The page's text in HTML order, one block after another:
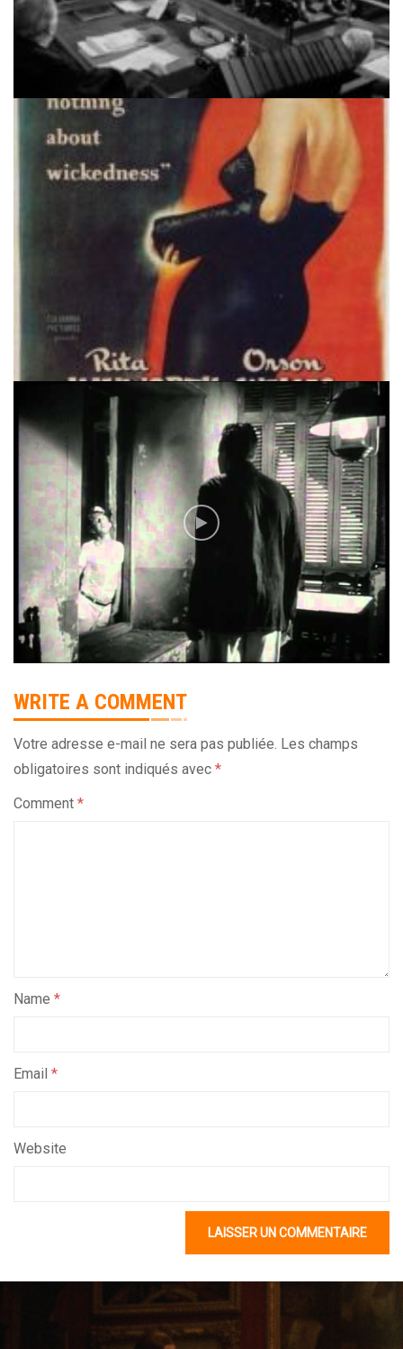
WRITE A COMMENT
Votre adresse e-mail ne sera pas publiée. Les champs
obligatoires sont indiqués avec *
Comment *
Name *
Email *
Website